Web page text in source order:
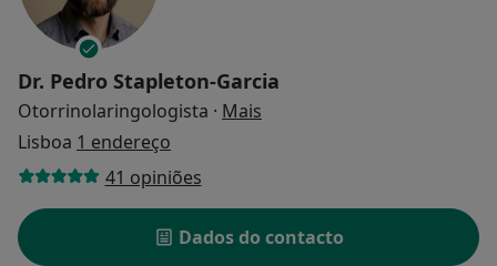
Dr. Pedro Stapleton-Garcia
Otorrinolaringologista · Mais
Lisboa 1 endereço
41 opiniões
Dados do contacto